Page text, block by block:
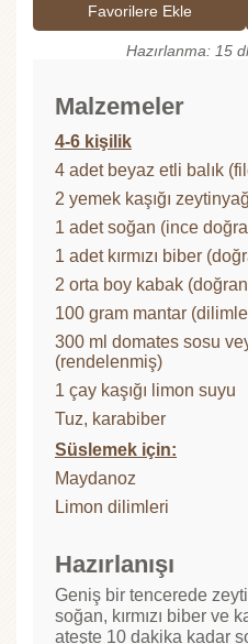
Favorilere Ekle
Hazırlanma: 15
Malzemeler
4-6 kişilik
4 adet beyaz etli balık
2 yemek kaşığı
1 adet soğan (ince
1 adet kırmızı biber
2 orta boy kabak
100 gram mantar
300 ml domates sosu
(rendelenmiş)
1 çay kaşığı limon suyu
Tuz, karabiber
Süslemek için:
Maydanoz
Limon dilimleri
Hazırlanışı
Geniş bir tencerede
soğan, kırmızı biber ve
ateşte 10 dakika kadar